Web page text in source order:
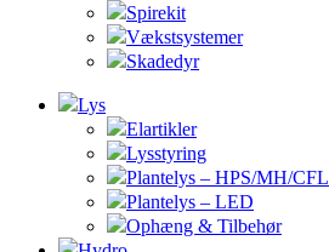
Spirekit
Vækstsystemer
Skadedyr
Lys
Elartikler
Lysstyring
Plantelys – HPS/MH/CFL
Plantelys – LED
Ophæng & Tilbehør